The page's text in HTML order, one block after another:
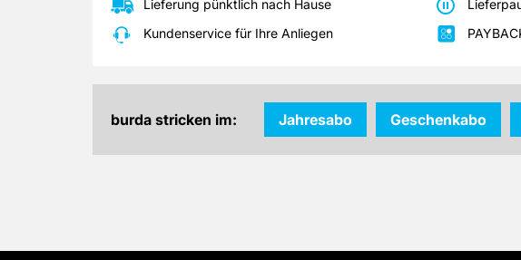
Lieferung pünktlich nach Hause
Kundenservice für Ihre Anliegen
burda stricken im: Jahresabo Geschenkabo